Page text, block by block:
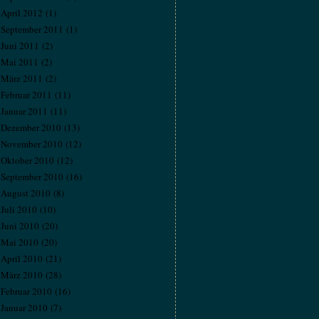
April 2012 (1)
September 2011 (1)
Juni 2011 (2)
Mai 2011 (2)
März 2011 (2)
Februar 2011 (11)
Januar 2011 (11)
Dezember 2010 (13)
November 2010 (12)
Oktober 2010 (12)
September 2010 (16)
August 2010 (8)
Juli 2010 (10)
Juni 2010 (20)
Mai 2010 (20)
April 2010 (21)
März 2010 (28)
Februar 2010 (16)
Januar 2010 (7)